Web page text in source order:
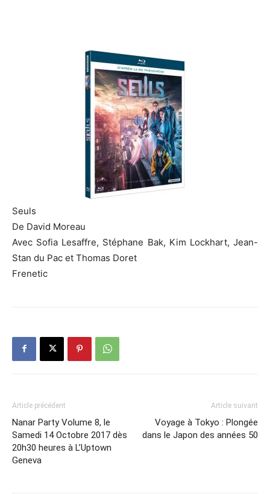
Seuls
De David Moreau
Avec Sofia Lesaffre, Stéphane Bak, Kim Lockhart,Jean-
Stan du Pac et Thomas Doret
Frenetic
Article précédent
Nanar Party Volume 8, le
Samedi 14 Octobre 2017 dès
20h30 heures à L’Uptown
Geneva
Article suivant
Voyage à Tokyo : Plongée
dans le Japon des années 50